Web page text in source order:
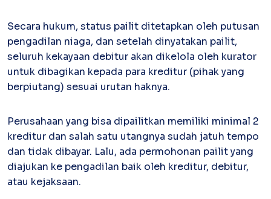
Open API
Integrasi sistem bisnis dengan API
Others
Inventory
Atur stok mudah, terkoneksi invoice
Software Akuntansi
Pencatatan Laporan Keuangan Gratis
Secara hukum, status pailit ditetapkan oleh putusan
pengadilan niaga, dan setelah dinyatakan pailit,
seluruh kekayaan debitur akan dikelola oleh kurator
untuk dibagikan kepada para kreditur (pihak yang
berpiutang) sesuai urutan haknya.
Perusahaan yang bisa dipailitkan memiliki minimal 2
kreditur dan salah satu utangnya sudah jatuh tempo
dan tidak dibayar. Lalu, ada permohonan pailit yang
diajukan ke pengadilan baik oleh kreditur, debitur,
atau kejaksaan.